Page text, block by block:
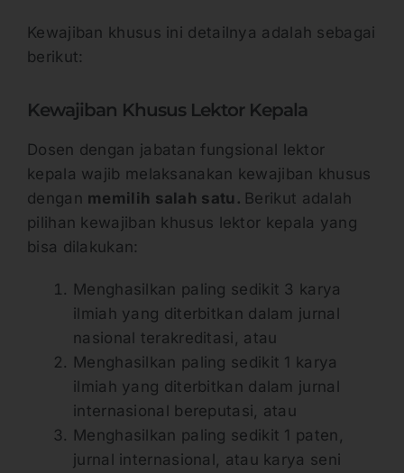
Kewajiban khusus ini detailnya adalah sebagai
berikut:
Kewajiban Khusus Lektor Kepala
Dosen dengan jabatan fungsional lektor
kepala wajib melaksanakan kewajiban khusus
dengan memilih salah satu. Berikut adalah
pilihan kewajiban khusus lektor kepala yang
bisa dilakukan:
Menghasilkan paling sedikit 3 karya
ilmiah yang diterbitkan dalam jurnal
nasional terakreditasi, atau
Menghasilkan paling sedikit 1 karya
ilmiah yang diterbitkan dalam jurnal
internasional bereputasi, atau
Menghasilkan paling sedikit 1 paten,
jurnal internasional, atau karya seni